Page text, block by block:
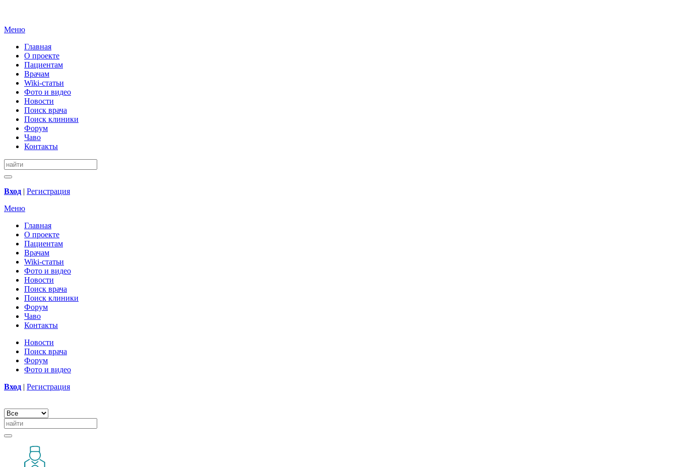
Меню
Главная
О проекте
Пациентам
Врачам
Wiki-статьи
Фото и видео
Новости
Поиск врача
Поиск клиники
Форум
Чаво
Контакты
Вход | Регистрация
Меню
Главная
О проекте
Пациентам
Врачам
Wiki-статьи
Фото и видео
Новости
Поиск врача
Поиск клиники
Форум
Чаво
Контакты
Новости
Поиск врача
Форум
Фото и видео
Вход | Регистрация